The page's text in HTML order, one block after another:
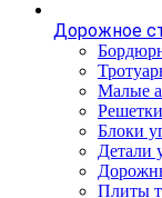
Дорожное
Малые
Блоки
Детали
Плиты